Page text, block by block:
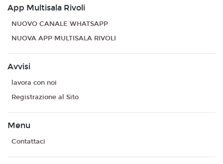
App Multisala Rivoli
NUOVO CANALE WHATSAPP
NUOVA APP MULTISALA RIVOLI
Avvisi
lavora con noi
Registrazione al Sito
Menu
Contattaci